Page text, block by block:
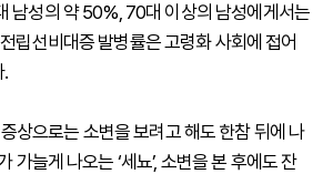
남성의 약 50%, 70대 이상의 남성에게서는
립선비대증 발병률은 고령화 사회에 접어
.
상으로는 소변을 보려고 해도 한참 뒤에 나
가늘게 나오는 ‘세뇨’, 소변을 본 후에도 잔